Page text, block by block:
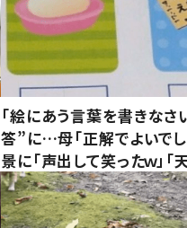
「絵にあう言葉を書きな
答”に…母「正解でよいで
景に「声出して笑ったｗ」「